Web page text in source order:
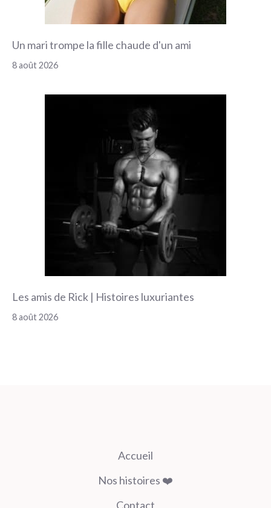
Un mari trompe la fille chaude d'un ami
8 août 2026
Les amis de Rick | Histoires luxuriantes
8 août 2026
Accueil
Nos histoires ❤️
Contact